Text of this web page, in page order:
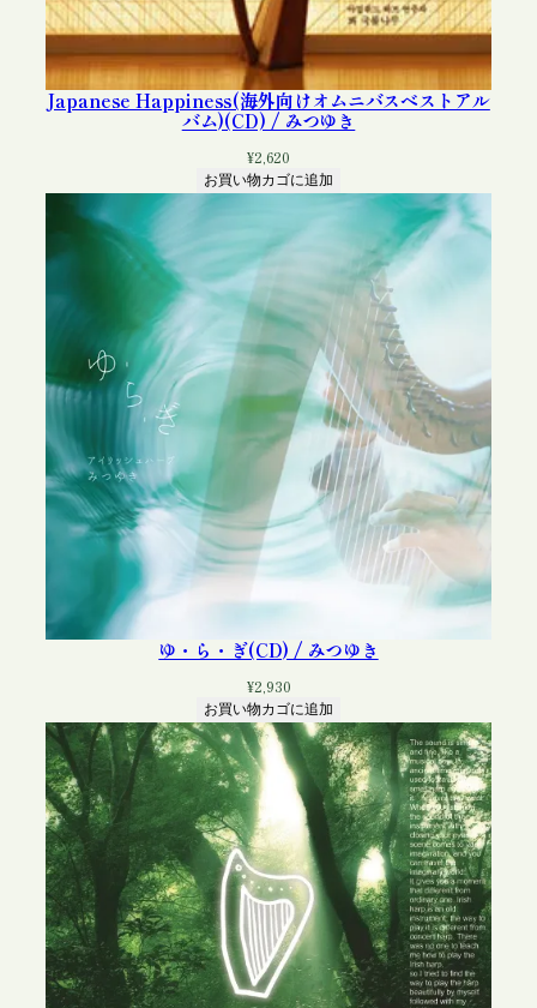
Japanese Happiness(海外向けオムニバスベストアル
バム)(CD) / みつゆき
¥2,620
お買い物カゴに追加
ゆ・ら・ぎ(CD) / みつゆき
¥2,930
お買い物カゴに追加